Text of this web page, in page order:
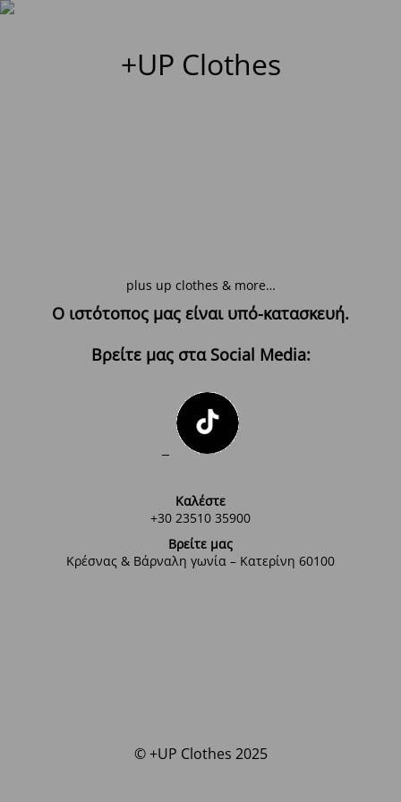
+UP Clothes
plus up clothes & more…
Ο ιστότοπος μας είναι υπό-κατασκευή.
Βρείτε μας στα Social Media:
Καλέστε
+30 23510 35900
Βρείτε μας
Κρέσνας & Βάρναλη γωνία – Κατερίνη 60100
© +UP Clothes 2025